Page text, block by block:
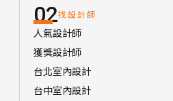
02找設計師
人氣設計師
獲獎設計師
台北室內設計
台中室內設計